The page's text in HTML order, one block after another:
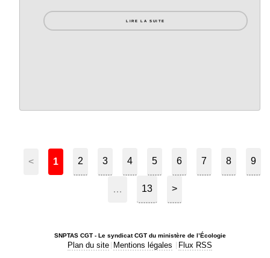
LIRE LA SUITE
< 1 2 3 4 5 6 7 8 9
… 13 >
SNPTAS CGT - Le syndicat CGT du ministère de l’Écologie
Plan du site Mentions légales Flux RSS